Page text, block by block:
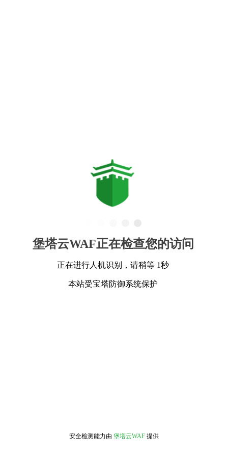
堡塔云WAF正在检查您的访问
正在进行人机识别，请稍等 1秒
本站受宝塔防御系统保护
安全检测能力由 堡塔云WAF 提供